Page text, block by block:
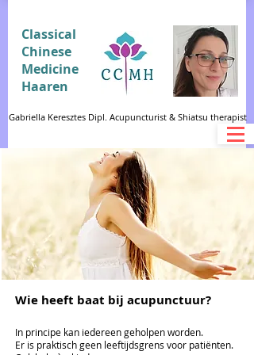
Classical
Chinese
Medicine
Haaren
Gabriella Keresztes Dipl. Acupuncturist & Shiatsu therapist
Wie heeft baat bij acupunctuur?
In principe kan iedereen geholpen worden.
Er is praktisch geen leeftijdsgrens voor patiënten.